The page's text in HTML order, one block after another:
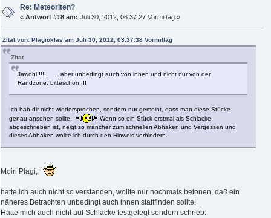
Re: Meteoriten?
«Antwort #18 am: Juli 30, 2012, 06:37:27 Vormittag »
Zitat von: Plagioklas am Juli 30, 2012, 03:37:38 Vormittag
Zitat
Jawohl !!!! ... aber unbedingt auch von innen und nicht nur von der
Randzone, bitteschön !!!
Ich hab dir nicht wiedersprochen, sondern nur gemeint, dass man diese Stücke
genau ansehen sollte.
Wenn so ein Stück erstmal als Schlacke
abgeschrieben ist, neigt so mancher zum schnellen Abhaken und Vergessen und
dieses Abhaken wollte ich durch den Hinweis verhindern.
Moin Plagi,
hatte ich auch nicht so verstanden, wollte nur nochmals betonen, daß ein
näheres Betrachten unbedingt auch innen stattfinden sollte!
Hatte mich auch nicht auf Schlacke festgelegt sondern schrieb: